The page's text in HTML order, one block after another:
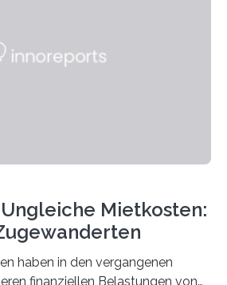
Mietkosten:
haben in den vergangenen
finanziellen Belastungen von